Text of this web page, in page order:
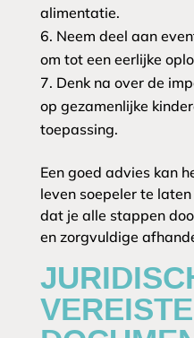
alimentatie.
Neem deel aan
om tot een eerlijke
Denk na over de
op gezamenlijke
toepassing.
Een goed advies kan
leven soepeler te
dat je alle stappen
en zorgvuldige